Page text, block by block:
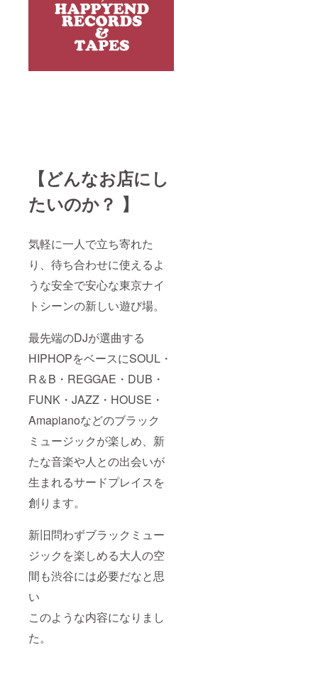
【どんなお店にし
たいのか？ 】
気軽に一人で立ち寄れた
り、待ち合わせに使えるよ
うな安全で安心な東京ナイ
トシーンの新しい遊び場。
最先端のDJが選曲する
HIPHOPをベースにSOUL・
R＆B・REGGAE・DUB・
FUNK・JAZZ・HOUSE・
Amapianoなどのブラック
ミュージックが楽しめ、新
たな音楽や人との出会いが
生まれるサードプレイスを
創ります。
新旧問わずブラックミュー
ジックを楽しめる大人の空
間も渋谷には必要だなと思
い
このような内容になりまし
た。